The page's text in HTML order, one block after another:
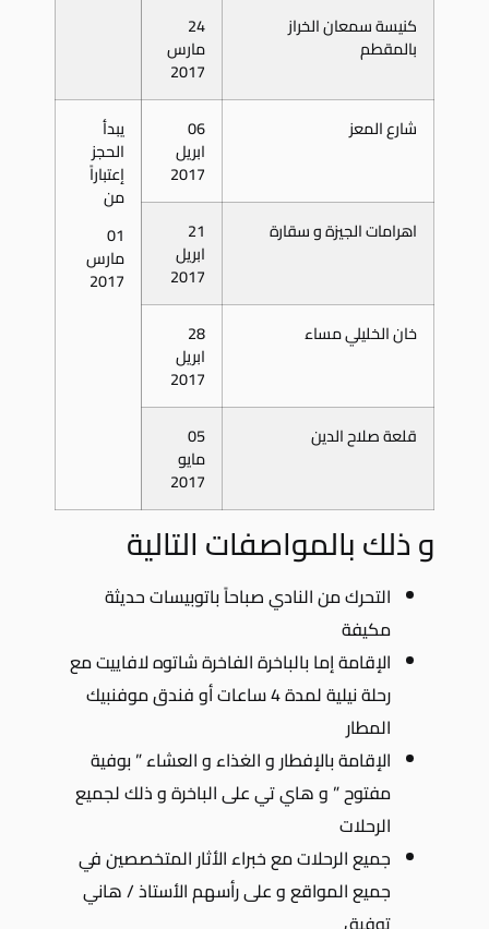
كنيسة سمعان الخراز
بالمقطم
24
مارس
2017
شارع المعز
06
ابريل
2017
يبدأ
الحجز
إعتباراً
من
01
مارس
2017
اهرامات الجيزة و سقارة 21
ابريل
2017
خان الخليلي مساء
28
ابريل
2017
قلعة صلاح الدين
05
مايو
2017
و ذلك بالمواصفات التالية
التحرك من النادي صباحاً باتوبيسات حديثة
مكيفة
الإقامة إما بالباخرة الفاخرة شاتوه لافاييت مع
رحلة نيلية لمدة 4 ساعات أو فندق موفنبيك
المطار
الإقامة بالإفطار و الغذاء و العشاء ” بوفية
مفتوح ” و هاي تي على الباخرة و ذلك لجميع
الرحلات
جميع الرحلات مع خبراء الأثار المتخصصين في
جميع المواقع و على رأسهم الأستاذ / هاني